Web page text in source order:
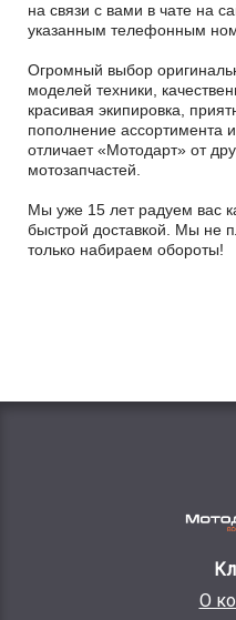
на связи с вами в чате на
указанным телефонным
Огромный выбор
моделей техники,
красивая экипировка,
пополнение ассортимента
отличает «Мотодарт» от
мотозапчастей.
Мы уже 15 лет радуем вас
быстрой доставкой. Мы не
только набираем обороты!
О